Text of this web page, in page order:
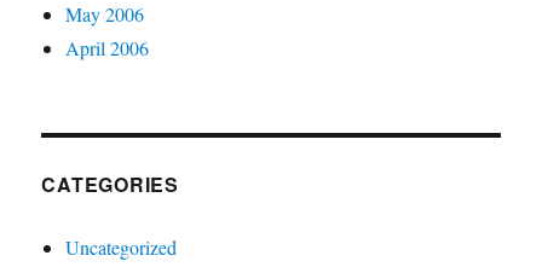
May 2006
April 2006
CATEGORIES
Uncategorized